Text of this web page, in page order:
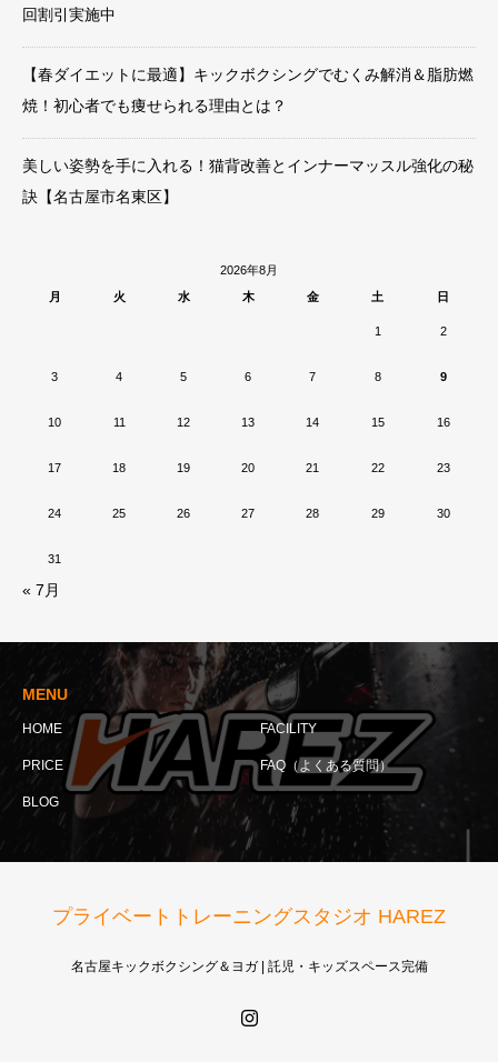
回割引実施中
【春ダイエットに最適】キックボクシングでむくみ解消＆脂肪燃
焼！初心者でも痩せられる理由とは？
美しい姿勢を手に入れる！猫背改善とインナーマッスル強化の秘
訣【名古屋市名東区】
2026年8月
月
火 水 木 金 土 日
1 2
3 4 5 6 7 8 9
10 11 12 13 14 15 16
17 18 19 20 21 22 23
24 25 26 27 28 29 30
31
« 7月
MENU
HOME FACILITY
PRICE FAQ（よくある質問）
BLOG
プライベートトレーニングスタジオ HAREZ
名古屋キックボクシング＆ヨガ | 託児・キッズスペース完備